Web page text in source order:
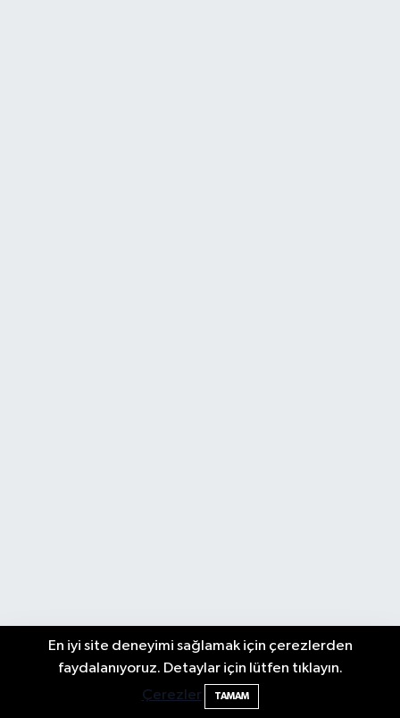
En iyi site deneyimi sağlamak için çerezlerden
faydalanıyoruz. Detaylar için lütfen tıklayın.
Çerezler
TAMAM
Elektrik arızasını onanırken akıma kapılan